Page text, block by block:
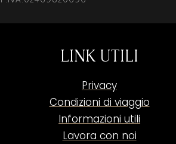
LINK UTILI
Privacy
Condizioni di viaggio
Informazioni utili
Lavora con noi